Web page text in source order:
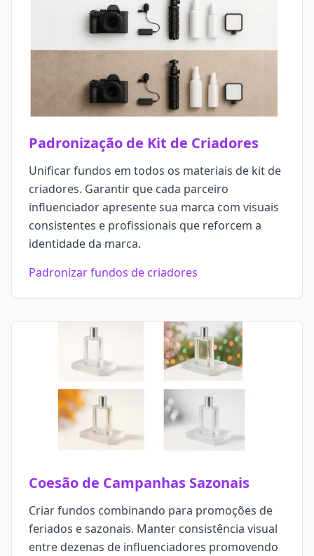
Padronização de Kit de Criadores
Unificar fundos em todos os materiais de kit de
criadores. Garantir que cada parceiro
influenciador apresente sua marca com visuais
consistentes e profissionais que reforcem a
identidade da marca.
Padronizar fundos de criadores
Coesão de Campanhas Sazonais
Criar fundos combinando para promoções de
feriados e sazonais. Manter consistência visual
entre dezenas de influenciadores promovendo